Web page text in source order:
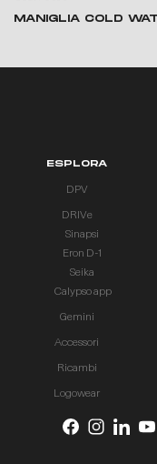
MANIGLIA COLD
ESPLORA
DPV
DRIVe
Sinapsi
Eron D-1
Seika
Calypso app
Gemini
Accessori
Ricambi
Logowear